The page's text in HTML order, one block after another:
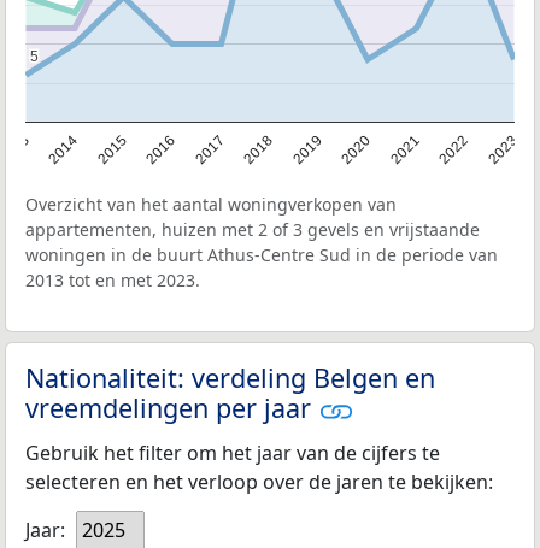
2014 2015 2016 2017 2018 2019 2020 2021 2022 2023
5
5
Overzicht van het aantal woningverkopen van
appartementen, huizen met 2 of 3 gevels en vrijstaande
woningen in de buurt Athus-Centre Sud in de periode van
2013 tot en met 2023.
Nationaliteit: verdeling Belgen en
vreemdelingen per jaar
Gebruik het filter om het jaar van de cijfers te
selecteren en het verloop over de jaren te bekijken:
Jaar:
2025